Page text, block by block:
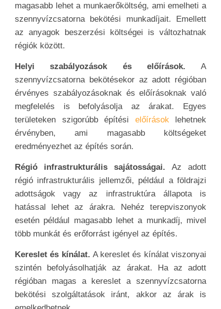
magasabb lehet a munkaerőköltség, ami emelheti a
szennyvízcsatorna bekötési munkadíjait. Emellett
az anyagok beszerzési költségei is változhatnak
régiók között.
Helyi szabályozások és előírások. A
szennyvízcsatorna bekötésekor az adott régióban
érvényes szabályozásoknak és előírásoknak való
megfelelés is befolyásolja az árakat. Egyes
területeken szigorúbb építési előírások lehetnek
érvényben, ami magasabb költségeket
eredményezhet az építés során.
Régió infrastrukturális sajátosságai. Az adott
régió infrastrukturális jellemzői, például a földrajzi
adottságok vagy az infrastruktúra állapota is
hatással lehet az árakra. Nehéz terepviszonyok
esetén például magasabb lehet a munkadíj, mivel
több munkát és erőforrást igényel az építés.
Kereslet és kínálat. A kereslet és kínálat viszonyai
szintén befolyásolhatják az árakat. Ha az adott
régióban magas a kereslet a szennyvízcsatorna
bekötési szolgáltatások iránt, akkor az árak is